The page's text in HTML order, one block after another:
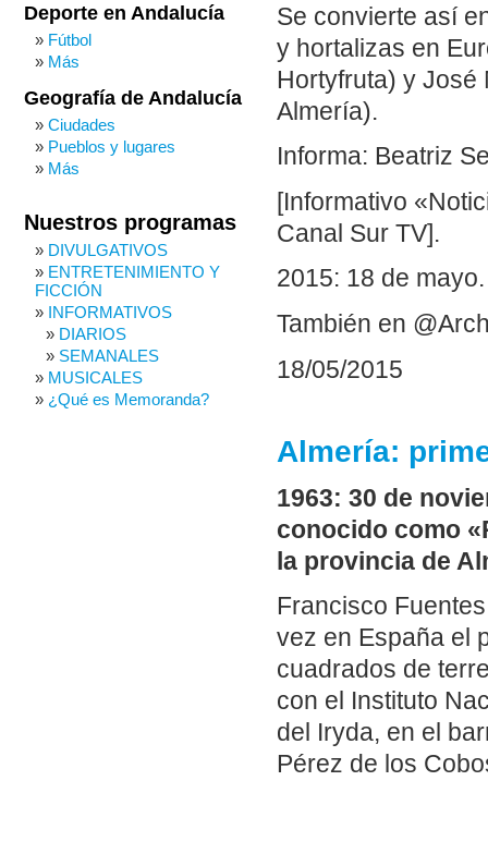
Se convierte así
y hortalizas en
Hortyfruta) y José
Almería).
Informa: Beatriz
[Informativo
Canal Sur TV].
2015: 18 de
También en
18/05/2015
Almería:
1963: 30 de
conocido como
la provincia de
Francisco
vez en España el
cuadrados de
con el Instituto
del Iryda, en el
Pérez de los
Deporte en Andalucía
Fútbol
Más
Geografía de Andalucía
Ciudades
Pueblos y lugares
Más
Nuestros programas
DIVULGATIVOS
ENTRETENIMIENTO Y
FICCIÓN
INFORMATIVOS
DIARIOS
SEMANALES
MUSICALES
¿Qué es Memoranda?